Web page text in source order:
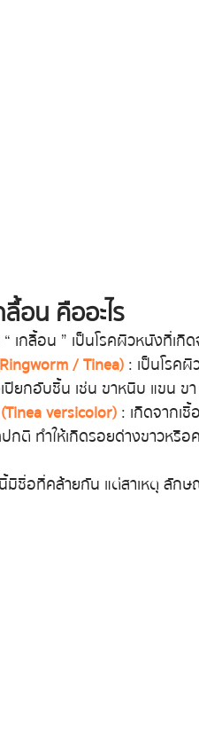
อน คืออะไร
“ เกลื้อน ” เป็นโรคผิวหนังที่
/ Tinea) : เป็นโรค
ปียกอับชื้น เช่น ขาหนีบ แขน ข
versicolor) : เกิดจากเ
กติ ทำให้เกิดรอยด่างขาวหรือ
มีชื่อที่คล้ายกัน แต่สาเหตุ ลัก